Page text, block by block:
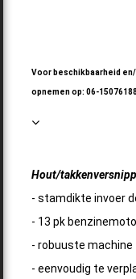
Voor beschikbaarheid
opnemen op: 06-15076188
Hout/
- stamdikte invoer
- 13 pk
- robuuste machine
- eenvoudig te